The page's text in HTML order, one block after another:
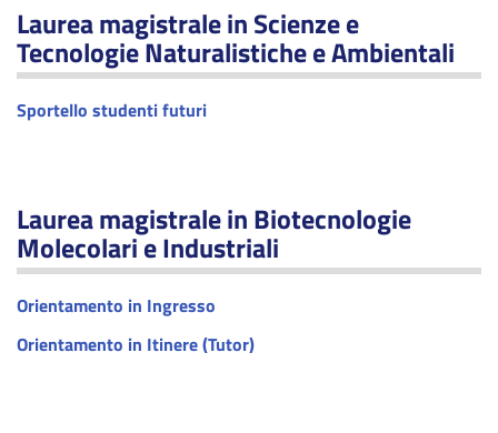
Laurea magistrale in Scienze e
Tecnologie Naturalistiche e Ambientali
Sportello studenti futuri
Laurea magistrale in Biotecnologie
Molecolari e Industriali
Orientamento in Ingresso
Orientamento in Itinere (Tutor)